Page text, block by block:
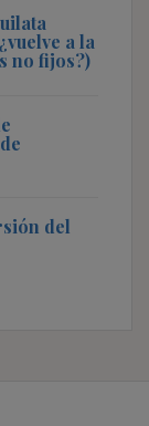
a la
no fijos?)
del